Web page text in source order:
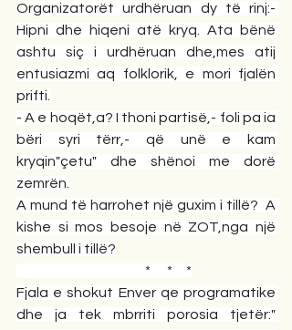
Organizatorët urdhëruan dy të rinj:-
Hipni dhe hiqeni atë kryq. Ata bënë
ashtu siç i urdhëruan dhe,mes atij
entusiazmi aq folklorik, e mori fjalën
prifti.
- A e hoqët,a? I thoni partisë,- foli pa ia
bëri syri tërr,- që unë e kam
kryqin"çetu" dhe shënoi me dorë
zemrën.
A mund të harrohet një guxim i tillë?  A
kishe si mos besoje në ZOT,nga një
shembull i tillë?
                                               *      *     *
Fjala e shokut Enver qe programatike
dhe ja tek mbrriti porosia tjetër:"